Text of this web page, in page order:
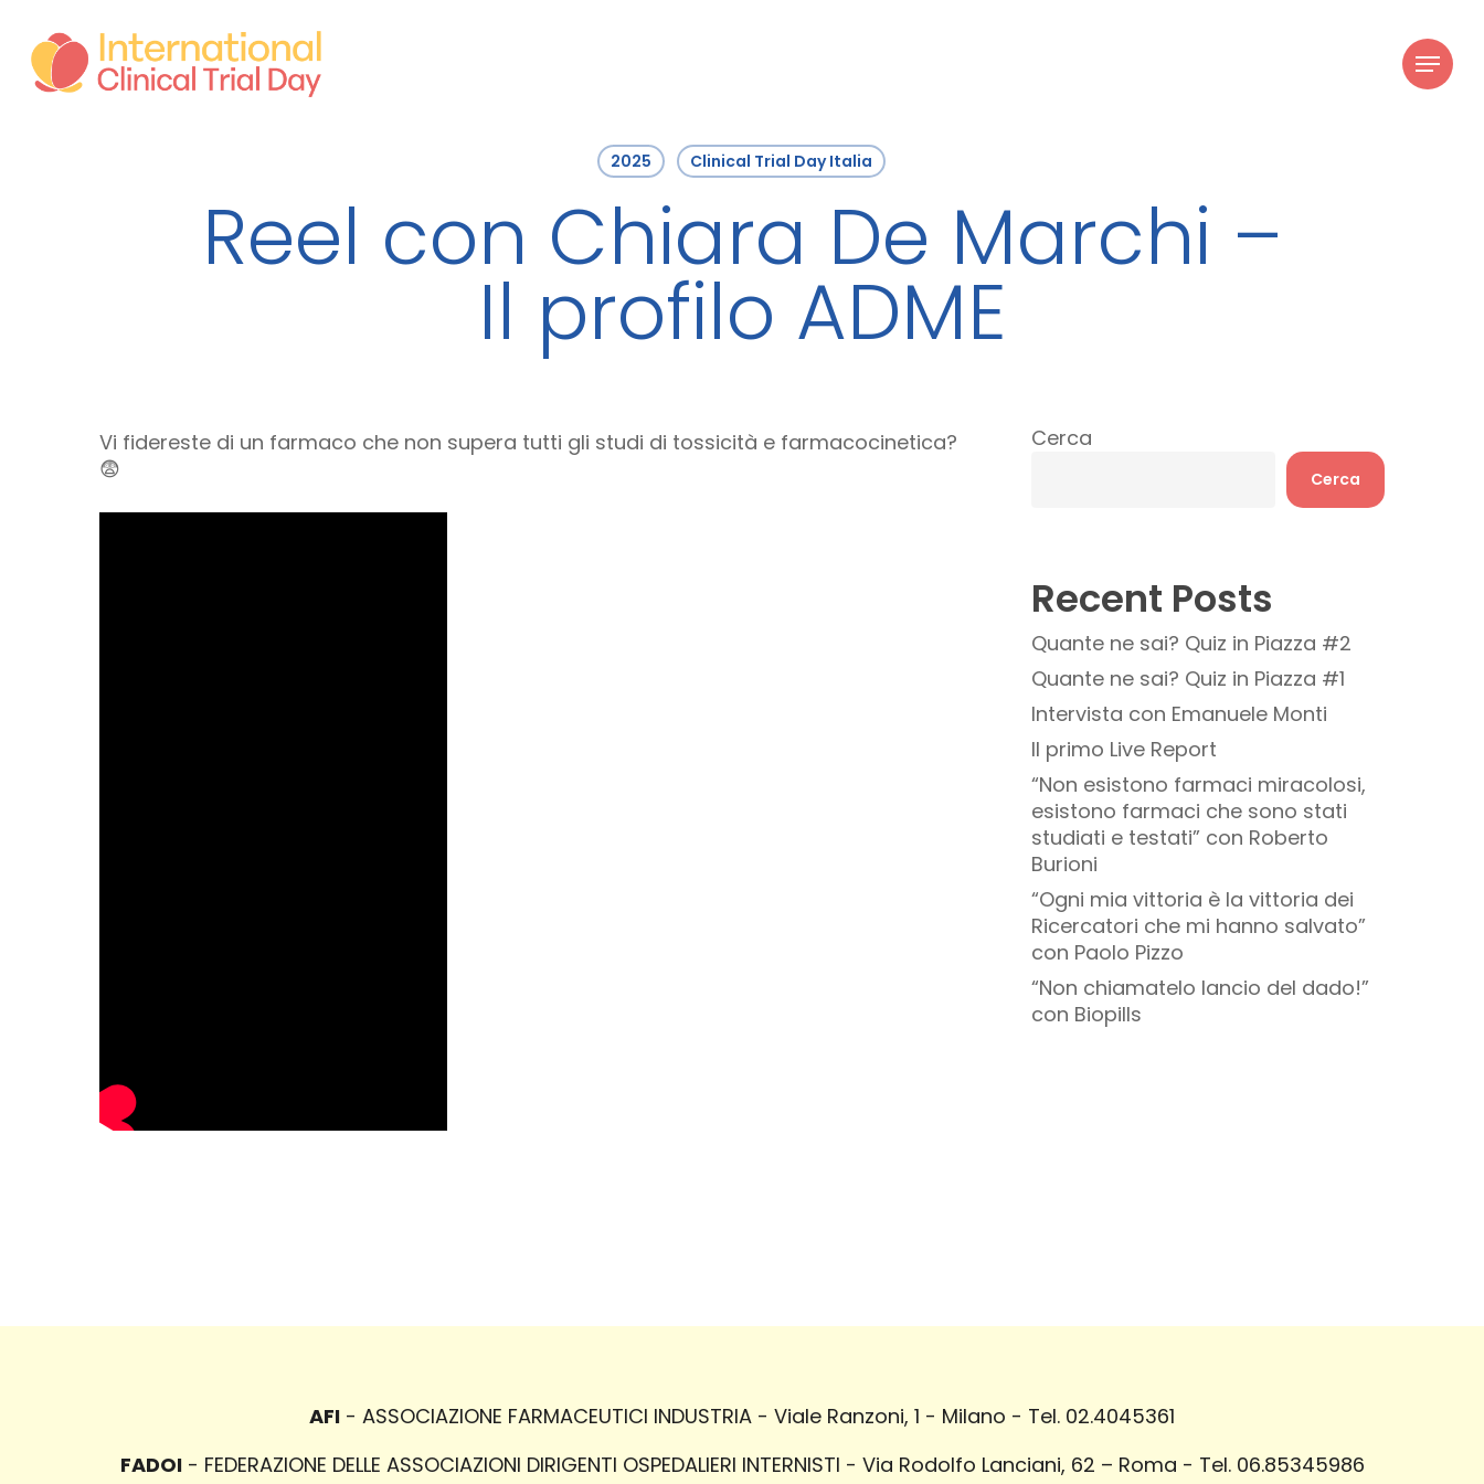
main
content
instagram Menu
2025 Clinical Trial Day Italia
Reel con Chiara De Marchi –
Il profilo ADME
Vi fidereste di un farmaco che non supera tutti gli studi di tossicità e farmacocinetica? ​
😨​
Cerca
Cerca
Recent Posts
Quante ne sai? Quiz in Piazza #2
Quante ne sai? Quiz in Piazza #1
Intervista con Emanuele Monti
Il primo Live Report
“Non esistono farmaci miracolosi,
esistono farmaci che sono stati
studiati e testati” con Roberto
Burioni
“Ogni mia vittoria è la vittoria dei
Ricercatori che mi hanno salvato”
con Paolo Pizzo
“Non chiamatelo lancio del dado!”
con Biopills
AFI - ASSOCIAZIONE FARMACEUTICI INDUSTRIA - Viale Ranzoni, 1 - Milano - Tel. 02.4045361
FADOI- FEDERAZIONE DELLE ASSOCIAZIONI DIRIGENTI OSPEDALIERI INTERNISTI - Via Rodolfo Lanciani, 62 – Roma - Tel. 06.85345986